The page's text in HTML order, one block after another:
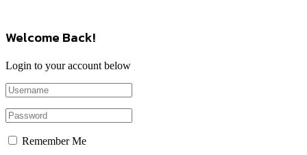
Welcome Back!
Login to your account below
Remember Me